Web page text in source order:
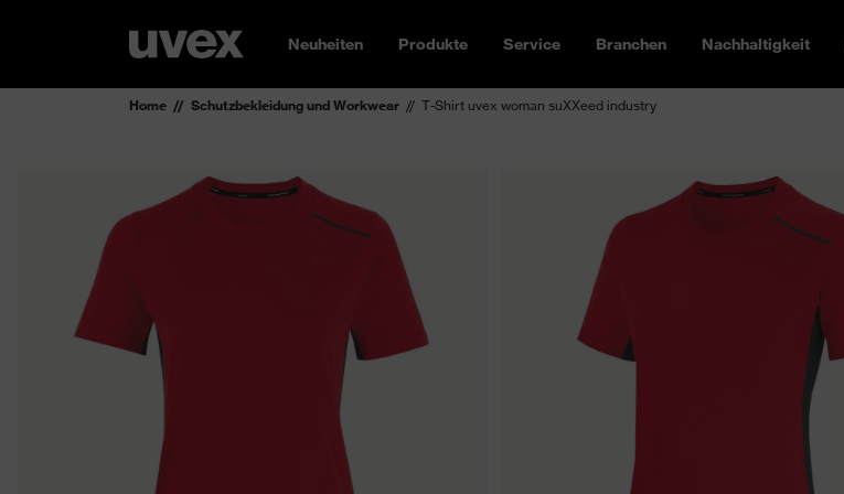
Neuheiten Produkte Service Branchen Nachhaltigkeit
Home Schutzbekleidung und Workwear T-Shirt uvex woman suXXeed industry